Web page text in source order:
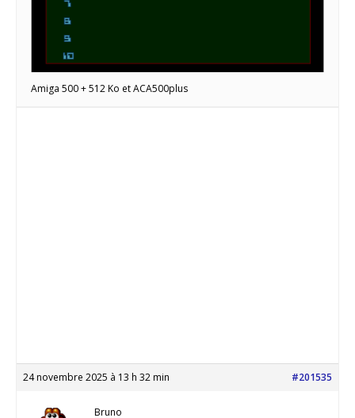
Amiga 500 + 512 Ko et ACA500plus
24 novembre 2025 à 13 h 32 min #201535
Bruno